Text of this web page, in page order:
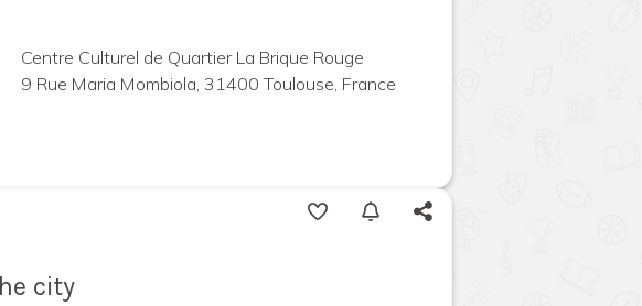
Centre Culturel de Quartier La Brique Rouge
9 Rue Maria Mombiola, 31400 Toulouse, France
city